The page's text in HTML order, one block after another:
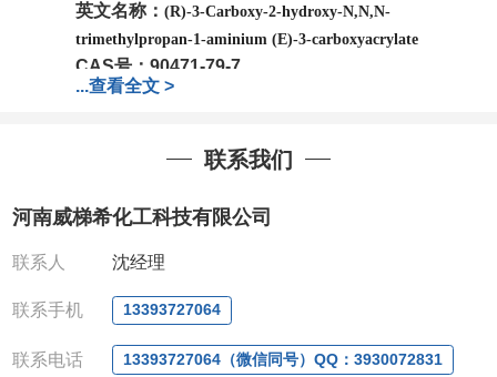
英文名称： (R)-3-Carboxy-2-hydroxy-N,N,N-
trimethylpropan-1-aminium (E)-3-carboxyacrylate
CAS号：90471-79-7
分子式：C11 H
技术人员，以及设备齐全的研发实验室和中试车间
店铺内只有部分产品，如需其他产品也可咨询定制！
联系人：鲁经理
微信：13393727064， QQ： 3930072831 (欢迎致
...查看全文 >
联系我们
河南威梯希化工科技有限公司
联系人 沈经理
联系手机 13393727064
联系电话 13393727064（微信同号）QQ：3930072831